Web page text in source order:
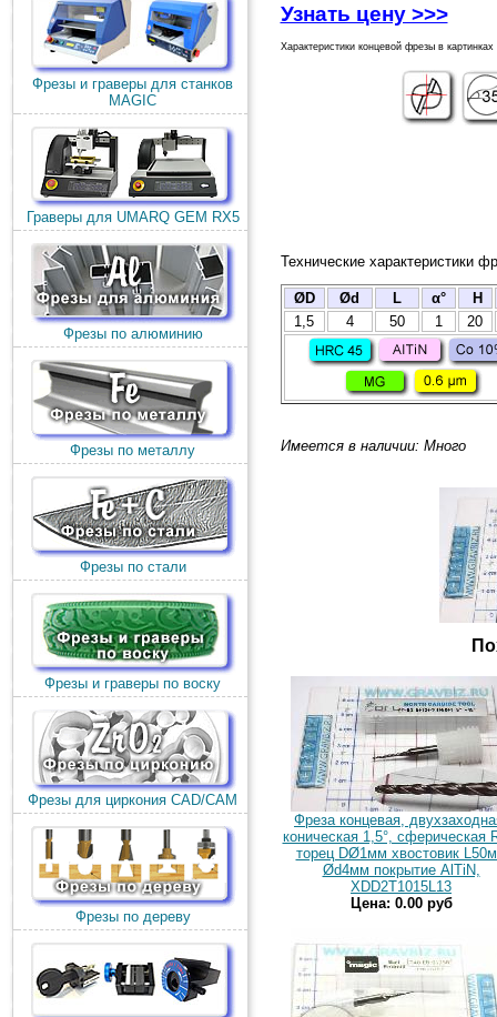
Фрезы и граверы для станков
MAGIC
Граверы для UMARQ GEM RX5
Фрезы по алюминию
Фрезы по металлу
Фрезы по стали
Фрезы и граверы по воску
Фрезы для циркония CAD/CAM
Фрезы по дереву
Узнать цену >>>
Характеристики концевой фрезы в картинках
Технические характеристики
ØD Ød L α°
H
1,5
4 50 1 20
Имеется в наличии: Много
Фреза концевая,
коническая 1,5°, сферическая
торец DØ1мм хвостовик
Ød4мм покрытие AlTiN,
XDD2T1015L13
Цена: 0.00 руб